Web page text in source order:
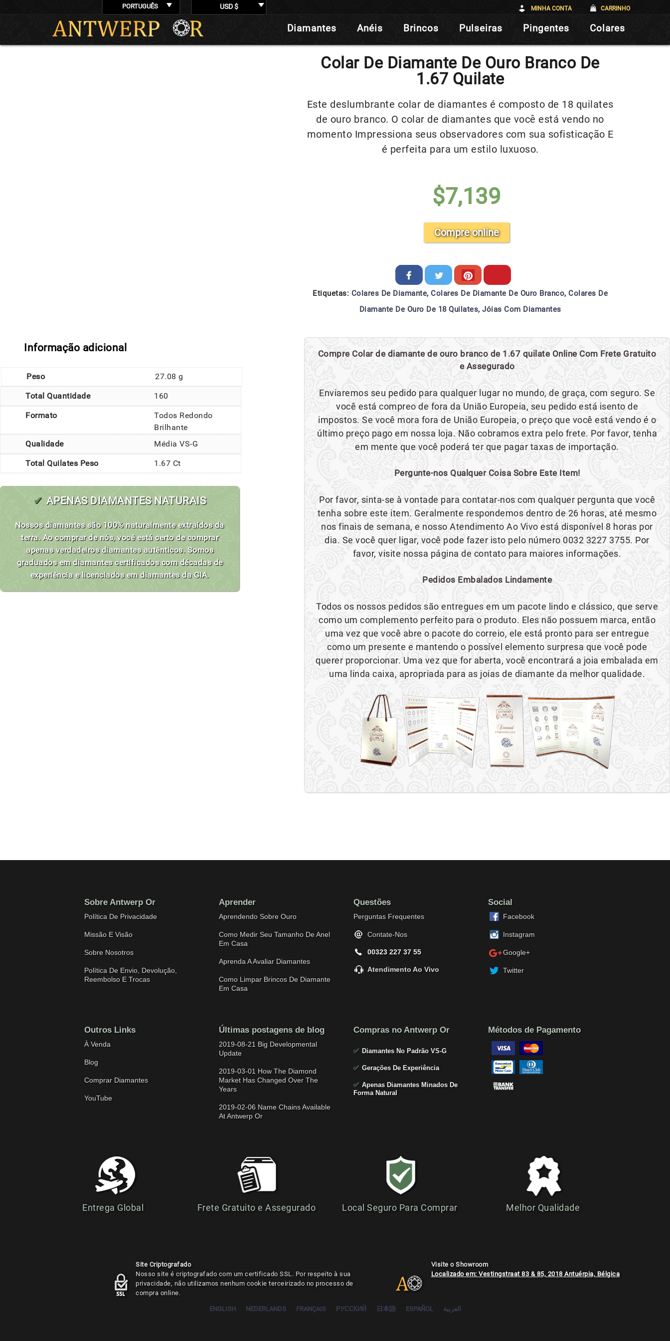
PORTUGUÊS USD $ MINHA CONTA CARRINHO
Diamantes Anéis Brincos Pulseiras Pingentes Colares
Colar De Diamante De Ouro Branco De
1.67 Quilate
Este deslumbrante colar de diamantes é composto de 18 quilates
de ouro branco. O colar de diamantes que você está vendo no
momento Impressiona seus observadores com sua sofisticação E
é perfeita para um estilo luxuoso.
$7,139
Compre online
Etiquetas: Colares De Diamante, Colares De Diamante De Ouro Branco, Colares De
Diamante De Ouro De 18 Quilates, Jóias Com Diamantes
Informação adicional
Peso 27.08 g
Total Quantidade 160
Formato
Todos Redondo
Brilhante
Qualidade
Média VS-G
Total Quilates Peso 1.67 Ct
✔ APENAS DIAMANTES NATURAIS
Nossos diamantes são 100% naturalmente extraídos da
terra. Ao comprar de nós, você está certo de comprar
apenas verdadeiros diamantes autênticos. Somos
graduados em diamantes certificados com décadas de
experiência e licenciados em diamantes da GIA.
Compre Colar de diamante de ouro branco de 1.67 quilate Online Com Frete Gratuito
e Assegurado
Enviaremos seu pedido para qualquer lugar no mundo, de graça, com seguro. Se
você está compreo de fora da União Europeia, seu pedido está isento de
impostos. Se você mora fora de União Europeia, o preço que você está vendo é o
último preço pago em nossa loja. Não cobramos extra pelo frete. Por favor, tenha
em mente que você poderá ter que pagar taxas de importação.
Pergunte-nos Qualquer Coisa Sobre Este Item!
Por favor, sinta-se à vontade para contatar-nos com qualquer pergunta que você
tenha sobre este item. Geralmente respondemos dentro de 26 horas, até mesmo
nos finais de semana, e nosso Atendimento Ao Vivo está disponível 8 horas por
dia. Se você quer ligar, você pode fazer isto pelo número 0032 3227 3755. Por
favor, visite nossa página de contato para maiores informações.
Pedidos Embalados Lindamente
Todos os nossos pedidos são entregues em um pacote lindo e clássico, que serve
como um complemento perfeito para o produto. Eles não possuem marca, então
uma vez que você abre o pacote do correio, ele está pronto para ser entregue
como um presente e mantendo o possível elemento surpresa que você pode
querer proporcionar. Uma vez que for aberta, você encontrará a joia embalada em
uma linda caixa, apropriada para as joias de diamante da melhor qualidade.
Sobre Antwerp Or
Política De Privacidade
Missão E Visão
Sobre Nosotros
Política De Envio, Devolução,
Reembolso E Trocas
Aprender
Aprendendo Sobre Ouro
Como Medir Seu Tamanho De Anel
Em Casa
Aprenda A Avaliar Diamantes
Como Limpar Brincos De Diamante
Em Casa
Questões
Perguntas Frequentes
Contate-Nos
00323 227 37 55
Atendimento Ao Vivo
Social
Facebook
Instagram
Google+
Twitter
Outros Links
À Venda
Blog
Comprar Diamantes
YouTube
Últimas postagens de blog
2019-08-21 Big Developmental
Update
2019-03-01 How The Diamond
Market Has Changed Over The
Years
2019-02-06 Name Chains Available
At Antwerp Or
Compras no Antwerp Or
✅ Diamantes No Padrão VS-G
✅ Gerações De Experiência
✅ Apenas Diamantes Minados De
Forma Natural
Métodos de Pagamento
Entrega Global Frete Gratuito e Assegurado Local Seguro Para Comprar Melhor Qualidade
Visite o Showroom
Localizado em: Vestingstraat 83 & 85, 2018 Antuérpia, Bélgica
Site Criptografado
Nosso site é criptografado com um certificado SSL. Por respeito à sua
privacidade, não utilizamos nenhum cookie terceirizado no processo de
compra online.
ENGLISH NEDERLANDS FRANÇAIS РУССКИЙ 日本語 ESPAÑOL العربية